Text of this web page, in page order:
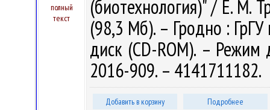
полный
текст
(биотехнология)" / Е. М.
(98,3 Мб). – Гродно :
диск (CD-ROM). –
2016-909. – 4141711182.
Добавить в корзину Подробнее